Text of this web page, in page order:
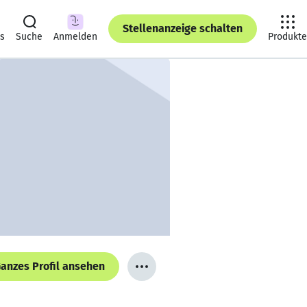
Suche Anmelden
Stellenanzeige schalten
Produkte
Profil ansehen